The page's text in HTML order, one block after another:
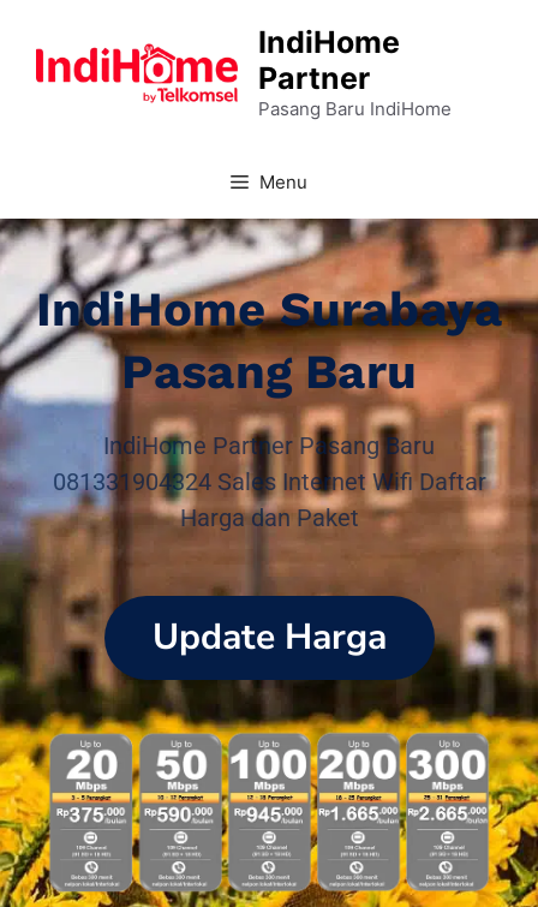
IndiHome
Partner
Pasang Baru IndiHome
Menu
IndiHome Surabaya
Pasang Baru
IndiHome Partner Pasang Baru
081331904324 Sales Internet Wifi Daftar
Harga dan Paket
Update Harga